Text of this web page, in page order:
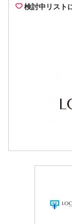
検討中リスト